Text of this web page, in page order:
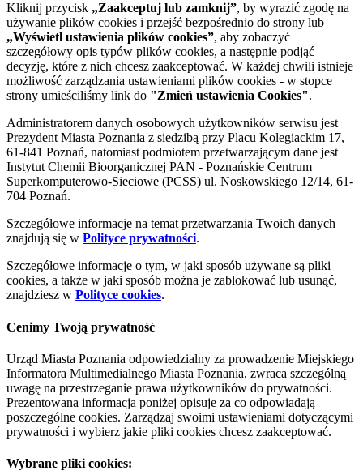
Kliknij przycisk „Zaakceptuj lub zamknij”, by wyrazić zgodę na
używanie plików cookies i przejść bezpośrednio do strony lub
„Wyświetl ustawienia plików cookies”, aby zobaczyć
szczegółowy opis typów plików cookies, a następnie podjąć
decyzję, które z nich chcesz zaakceptować. W każdej chwili istnieje
możliwość zarządzania ustawieniami plików cookies - w stopce
strony umieściliśmy link do "Zmień ustawienia Cookies".
Administratorem danych osobowych użytkowników serwisu jest
Prezydent Miasta Poznania z siedzibą przy Placu Kolegiackim 17,
61-841 Poznań, natomiast podmiotem przetwarzającym dane jest
Instytut Chemii Bioorganicznej PAN - Poznańskie Centrum
Superkomputerowo-Sieciowe (PCSS) ul. Noskowskiego 12/14, 61-
704 Poznań.
Szczegółowe informacje na temat przetwarzania Twoich danych
znajdują się w Polityce prywatności.
Szczegółowe informacje o tym, w jaki sposób używane są pliki
cookies, a także w jaki sposób można je zablokować lub usunąć,
znajdziesz w Polityce cookies.
Cenimy Twoją prywatność
Urząd Miasta Poznania odpowiedzialny za prowadzenie Miejskiego
Informatora Multimedialnego Miasta Poznania, zwraca szczególną
uwagę na przestrzeganie prawa użytkowników do prywatności.
Prezentowana informacja poniżej opisuje za co odpowiadają
poszczególne cookies. Zarządzaj swoimi ustawieniami dotyczącymi
prywatności i wybierz jakie pliki cookies chcesz zaakceptować.
Wybrane pliki cookies: